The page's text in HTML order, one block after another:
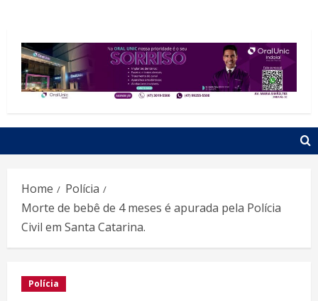
Home
Polícia
Morte de bebê de 4 meses é apurada pela Polícia
Civil em Santa Catarina.
Polícia